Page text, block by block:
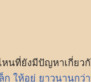
นที่ยังมีปัญหาเกี่ยว
ก ให้อยู่ ยาวนานกว่